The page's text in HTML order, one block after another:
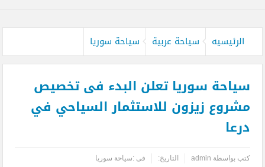
الرئيسيه سياحة عربية سياحة سوريا
سياحة سوريا تعلن البدء فى تخصيص
مشروع زيزون للاستثمار السياحي في
درعا
كتب بواسطة admin التاريخ: فى :سياحة سوريا